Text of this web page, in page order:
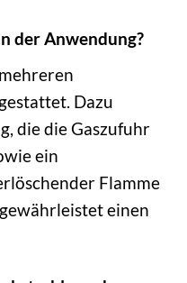
der Anwendung?
Dazu
die die Gaszufuhr
ein
Flamme
einen